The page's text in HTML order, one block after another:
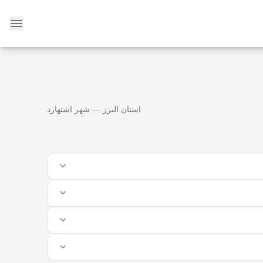
استان البرز — شهر اشتهارد